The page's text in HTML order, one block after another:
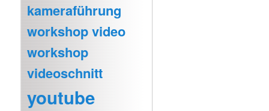
kameraführung
workshop video
workshop
videoschnitt
youtube